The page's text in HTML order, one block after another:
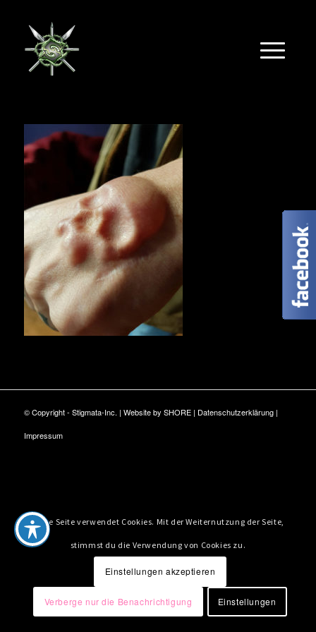
© Copyright - Stigmata-Inc. | Website by SHORE| Datenschutzerklärung|
Impressum
Diese Seite verwendet Cookies. Mit der Weiternutzung der Seite,
stimmst du die Verwendung von Cookies zu.
Einstellungen akzeptieren
Verberge nur die Benachrichtigung Einstellungen